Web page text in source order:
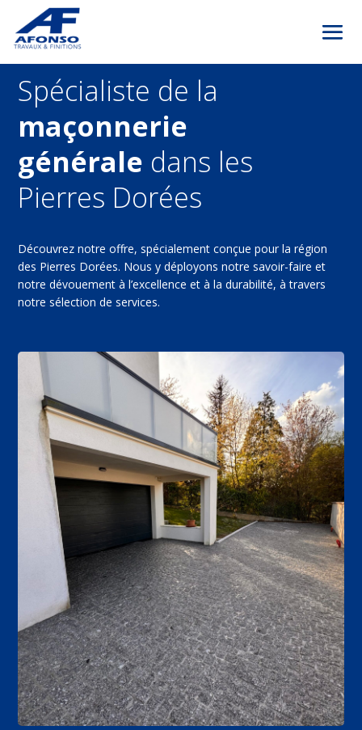
Spécialiste de la
maçonnerie
générale dans les
Pierres Dorées
Découvrez notre offre, spécialement conçue pour la région
des Pierres Dorées. Nous y déployons notre savoir-faire et
notre dévouement à l’excellence et à la durabilité, à travers
notre sélection de services.